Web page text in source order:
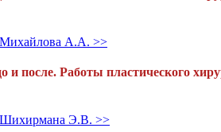
Михайлова А.А. >>
и после. Работы пластического
Шихирмана Э.В. >>